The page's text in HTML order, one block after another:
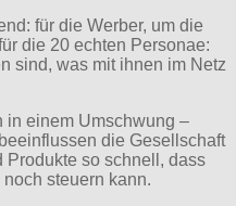
für die Werber, um die
die 20 echten Personae:
sind, was mit ihnen im Netz
in einem Umschwung –
die Gesellschaft
so schnell, dass
steuern kann.